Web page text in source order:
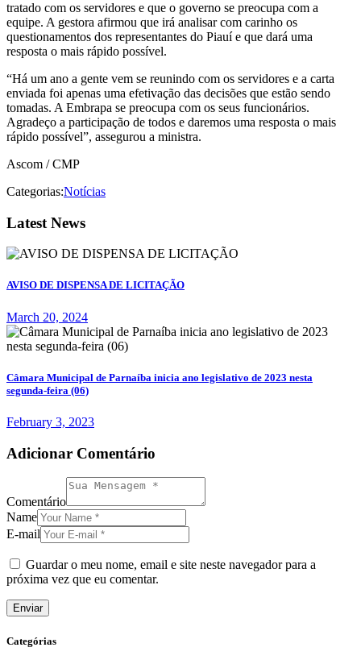
tratado com os servidores e que o governo se preocupa com a
equipe. A gestora afirmou que irá analisar com carinho os
questionamentos dos representantes do Piauí e que dará uma
resposta o mais rápido possível.
“Há um ano a gente vem se reunindo com os servidores e a carta
enviada foi apenas uma efetivação das decisões que estão sendo
tomadas. A Embrapa se preocupa com os seus funcionários.
Agradeço a participação de todos e daremos uma resposta o mais
rápido possível”, assegurou a ministra.
Ascom / CMP
Categorias:Notícias
Latest News
AVISO DE DISPENSA DE LICITAÇÃO
March 20, 2024
Câmara Municipal de Parnaíba inicia ano legislativo de 2023 nesta
segunda-feira (06)
February 3, 2023
Adicionar Comentário
Comentário
Name
E-mail
Guardar o meu nome, email e site neste navegador para a
próxima vez que eu comentar.
Categórias